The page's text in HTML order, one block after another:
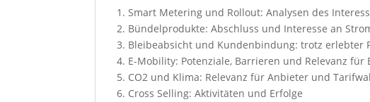
1. Smart Metering und Rollout: Analysen des
2. Bündelprodukte: Abschluss und Interesse an
3. Bleibeabsicht und Kundenbindung: trotz erlebter
4. E-Mobility: Potenziale, Barrieren und Relevanz für
5. CO2 und Klima: Relevanz für Anbieter und
6. Cross Selling: Aktivitäten und Erfolge